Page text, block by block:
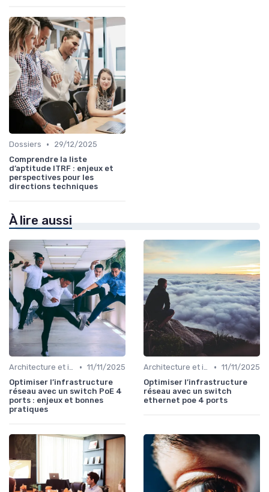
Dossiers •
29/12/2025
Comprendre la liste
d’aptitude ITRF : enjeux et
perspectives pour les
directions techniques
À lire aussi
Architecture et infrastructure • 11/11/2025
Optimiser l’infrastructure
réseau avec un switch PoE 4
ports : enjeux et bonnes
pratiques
Architecture et infrastructure • 11/11/2025
Optimiser l’infrastructure
réseau avec un switch
ethernet poe 4 ports